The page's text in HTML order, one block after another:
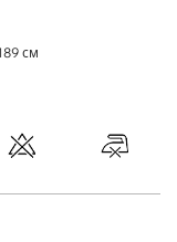
см